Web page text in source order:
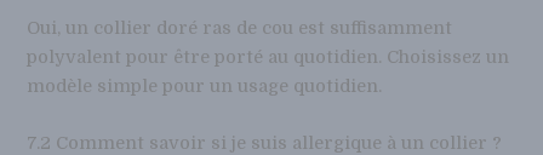
Oui, un collier doré ras de cou est suffisamment
polyvalent pour être porté au quotidien. Choisissez un
modèle simple pour un usage quotidien.
7.2 Comment savoir si je suis allergique à un collier ?